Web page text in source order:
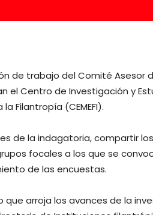
de trabajo del Comité Asesor
el Centro de Investigación y
Filantropía (CEMEFI).
de la indagatoria, compartir
focales a los que se
de las encuestas.
que arroja los avances de la